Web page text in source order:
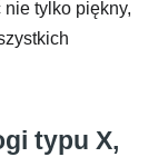
nie tylko piękny,
typu X,